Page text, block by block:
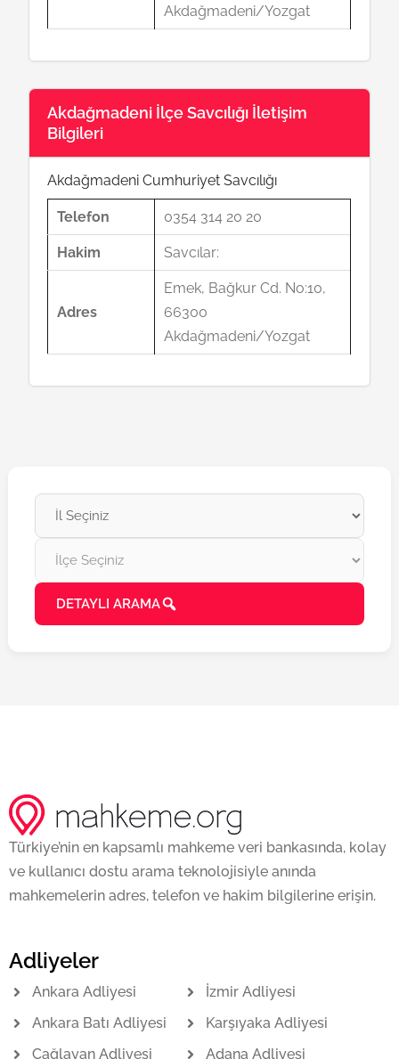
Akdağmadeni/Yozgat
Akdağmadeni İlçe Savcılığı İletişim
Bilgileri
Akdağmadeni Cumhuriyet Savcılığı
Telefon 0354 314 20 20
Hakim Savcılar:
Adres
Emek, Bağkur Cd. No:10,
66300
Akdağmadeni/Yozgat
DETAYLI ARAMA
Türkiye’nin en kapsamlı mahkeme veri bankasında, kolay
ve kullanıcı dostu arama teknolojisiyle anında
mahkemelerin adres, telefon ve hakim bilgilerine erişin.
Adliyeler
Ankara Adliyesi
Ankara Batı Adliyesi
Çağlayan Adliyesi
İzmir Adliyesi
Karşıyaka Adliyesi
Adana Adliyesi